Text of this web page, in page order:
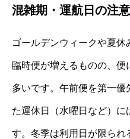
混雑期・運航日の注
ゴールデンウィークや夏
臨時便が増えるものの、
多いです。午前便を第一優
た運休日（水曜日など）に
す。冬季は利用日が限られ